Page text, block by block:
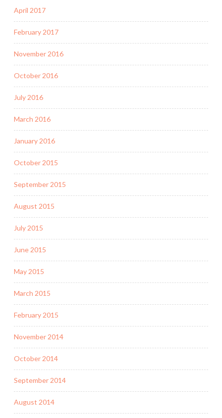
April 2017
February 2017
November 2016
October 2016
July 2016
March 2016
January 2016
October 2015
September 2015
August 2015
July 2015
June 2015
May 2015
March 2015
February 2015
November 2014
October 2014
September 2014
August 2014